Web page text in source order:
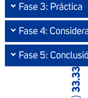
Fase 3: Práctica
Fase 4:
Fase 5:
33.33%